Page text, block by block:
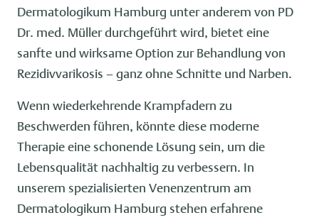
Dermatologikum Hamburg unter anderem von PD
Dr. med. Müller durchgeführt wird, bietet eine
sanfte und wirksame Option zur Behandlung von
Rezidivvarikosis – ganz ohne Schnitte und Narben.
Wenn wiederkehrende Krampfadern zu
Beschwerden führen, könnte diese moderne
Therapie eine schonende Lösung sein, um die
Lebensqualität nachhaltig zu verbessern. In
unserem spezialisierten Venenzentrum am
Dermatologikum Hamburg stehen erfahrene